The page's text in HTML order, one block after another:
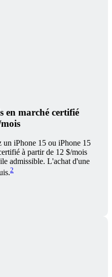
en marché certifié
un iPhone 15 ou iPhone 15
à partir de 12 $/mois
admissible. L'achat d'une
2